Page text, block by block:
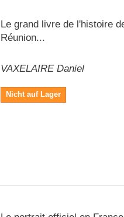
Le grand livre de l'histoire
Réunion...
VAXELAIRE Daniel
Nicht auf Lager